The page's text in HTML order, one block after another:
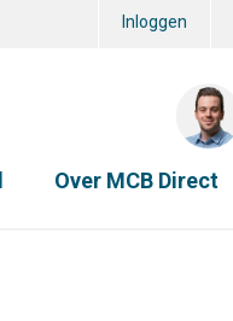
Inloggen
Over MCB Direct